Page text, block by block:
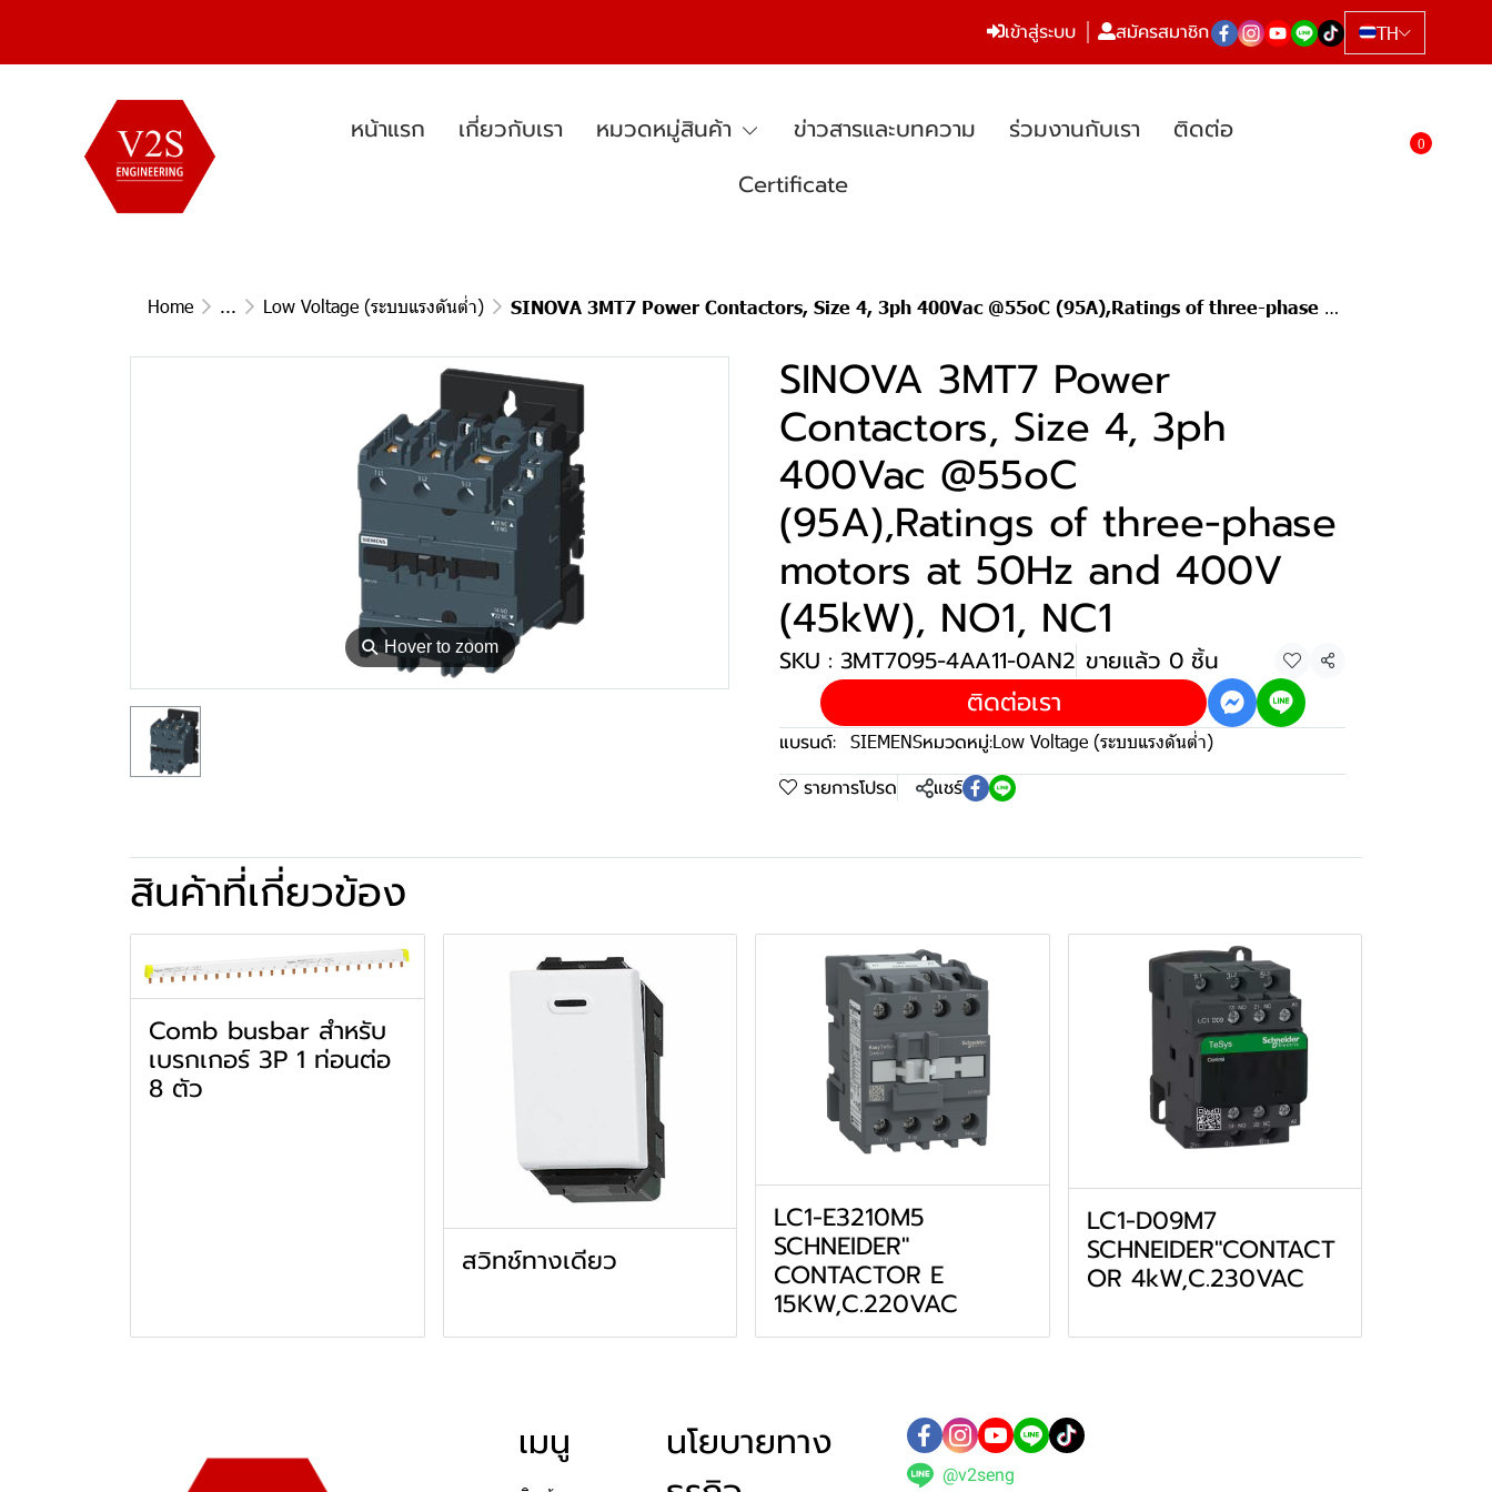
เข้าสู่ระบบ สมัครสมาชิก TH
หน้าแรก เกี่ยวกับเรา หมวดหมู่สินค้า ข่าวสารและบทความ ร่วมงานกับเรา
ติดต่อ
Certificate
0
Home ... Low Voltage (ระบบแรงดันต่ำ) SINOVA 3MT7 Power Contactors, Size 4, 3ph 400Vac @55oC (95A),Ratings of three-phase motors at 50Hz and 400V (45kW), NO1, NC1
⚲Hover to zoom
SINOVA 3MT7 Power
Contactors, Size 4, 3ph
400Vac @55oC
(95A),Ratings of three-phase
motors at 50Hz and 400V
(45kW), NO1, NC1
SKU : 3MT7095-4AA11-0AN2 ขายแล้ว 0 ชิ้น
แชร์
ติดต่อเรา
แบรนด์: SIEMENSหมวดหมู่:Low Voltage (ระบบแรงดันต่ำ)
รายการโปรด แชร์
สินค้าที่เกี่ยวข้อง
Comb busbar สำหรับ
เบรกเกอร์ 3P 1 ท่อนต่อ
8 ตัว
สวิทช์ทางเดียว
LC1-E3210M5
SCHNEIDER"
CONTACTOR E
15KW,C.220VAC
LC1-D09M7
SCHNEIDER"CONTACT
OR 4kW,C.230VAC
เมนู
นโยบายทาง
@v2seng